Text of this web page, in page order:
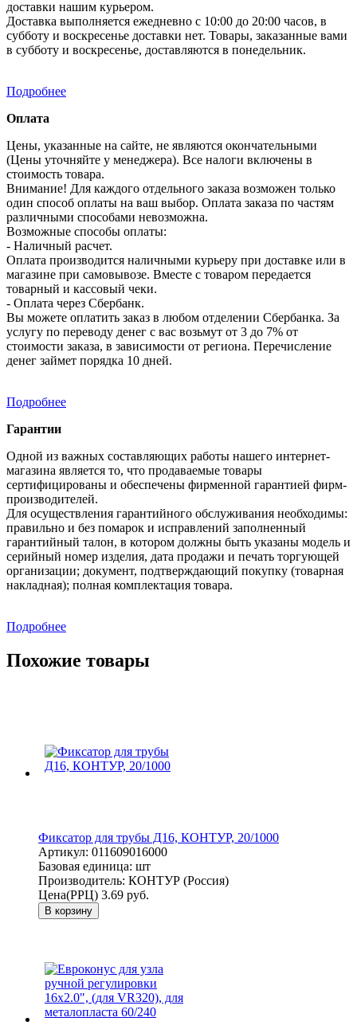
доставки нашим курьером.
Доставка выполняется ежедневно с 10:00 до 20:00 часов, в
субботу и воскресенье доставки нет. Товары, заказанные вами
в субботу и воскресенье, доставляются в понедельник.
Подробнее
Оплата
Цены, указанные на сайте, не являются окончательными
(Цены уточняйте у менеджера). Все налоги включены в
стоимость товара.
Внимание! Для каждого отдельного заказа возможен только
один способ оплаты на ваш выбор. Оплата заказа по частям
различными способами невозможна.
Возможные способы оплаты:
- Наличный расчет.
Оплата производится наличными курьеру при доставке или в
магазине при самовывозе. Вместе с товаром передается
товарный и кассовый чеки.
- Оплата через Сбербанк.
Вы можете оплатить заказ в любом отделении Сбербанка. За
услугу по переводу денег с вас возьмут от 3 до 7% от
стоимости заказа, в зависимости от региона. Перечисление
денег займет порядка 10 дней.
Подробнее
Гарантии
Одной из важных составляющих работы нашего интернет-
магазина является то, что продаваемые товары
сертифицированы и обеспечены фирменной гарантией фирм-
производителей.
Для осуществления гарантийного обслуживания необходимы:
правильно и без помарок и исправлений заполненный
гарантийный талон, в котором должны быть указаны модель и
серийный номер изделия, дата продажи и печать торгующей
организации; документ, подтверждающий покупку (товарная
накладная); полная комплектация товара.
Подробнее
Похожие товары
Фиксатор для трубы Д16, КОНТУР, 20/1000
Артикул: 011609016000
Базовая единица: шт
Производитель: КОНТУР (Россия)
Цена(РРЦ) 3.69 руб.
В корзину